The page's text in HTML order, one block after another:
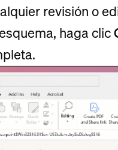
revisión o
haga clic